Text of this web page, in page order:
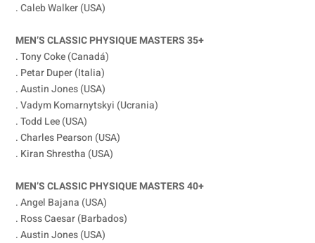
. Caleb Walker (USA)
MEN’S CLASSIC PHYSIQUE MASTERS 35+
. Tony Coke (Canadá)
. Petar Duper (Italia)
. Austin Jones (USA)
. Vadym Komarnytskyi (Ucrania)
. Todd Lee (USA)
. Charles Pearson (USA)
. Kiran Shrestha (USA)
MEN’S CLASSIC PHYSIQUE MASTERS 40+
. Angel Bajana (USA)
. Ross Caesar (Barbados)
. Austin Jones (USA)